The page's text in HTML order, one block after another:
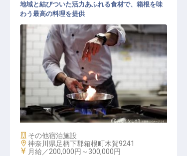
調理スタッフ
地域と結びついた活力あふれる食材で、箱根を味
わう最高の料理を提供
施設業態
その他宿泊施設
勤務地
神奈川県足柄下郡箱根町木賀9241
給与
月給／200,000円～ 300,000円